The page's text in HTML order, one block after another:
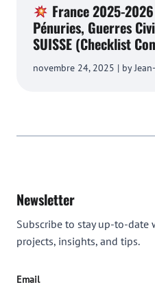
France 2025-
Pénuries, Guerres
SUISSE (Checklist
novembre 24, 2025 | by
Newsletter
Subscribe to stay up-to-date
projects, insights, and tips.
Email